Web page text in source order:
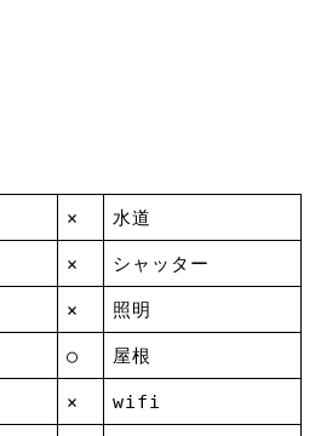
× 水道
× シャッター
× 照明
○ 屋根
× wifi